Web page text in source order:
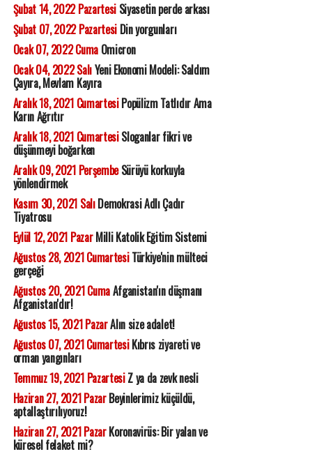
Şubat 14, 2022 PazartesiSiyasetin perde arkası
Şubat 07, 2022 PazartesiDin yorgunları
Ocak 07, 2022 CumaOmicron
Ocak 04, 2022 SalıYeni Ekonomi Modeli: Saldım
Çayıra, Mevlam Kayıra
Aralık 18, 2021 CumartesiPopülizm Tatlıdır Ama
Karın Ağrıtır
Aralık 18, 2021 CumartesiSloganlar fikri ve
düşünmeyi boğarken
Aralık 09, 2021 PerşembeSürüyü korkuyla
yönlendirmek
Kasım 30, 2021 SalıDemokrasi Adlı Çadır
Tiyatrosu
Eylül 12, 2021 PazarMilli Katolik Eğitim Sistemi
Ağustos 28, 2021 CumartesiTürkiye'nin mülteci
gerçeği
Ağustos 20, 2021 CumaAfganistan'ın düşmanı
Afganistan'dır!
Ağustos 15, 2021 PazarAlın size adalet!
Ağustos 07, 2021 CumartesiKıbrıs ziyareti ve
orman yangınları
Temmuz 19, 2021 PazartesiZ ya da zevk nesli
Haziran 27, 2021 PazarBeyinlerimiz küçüldü,
aptallaştırılıyoruz!
Haziran 27, 2021 PazarKoronavirüs: Bir yalan ve
küresel felaket mi?